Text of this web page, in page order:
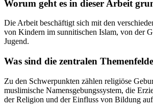
Worum geht es in dieser Arbeit
Die Arbeit beschäftigt sich mit den
von Kindern im sunnitischen Islam, von der
Jugend.
Was sind die zentralen
Zu den Schwerpunkten zählen religiöse
muslimische Namensgebungssystem, die
der Religion und der Einfluss von Bildung